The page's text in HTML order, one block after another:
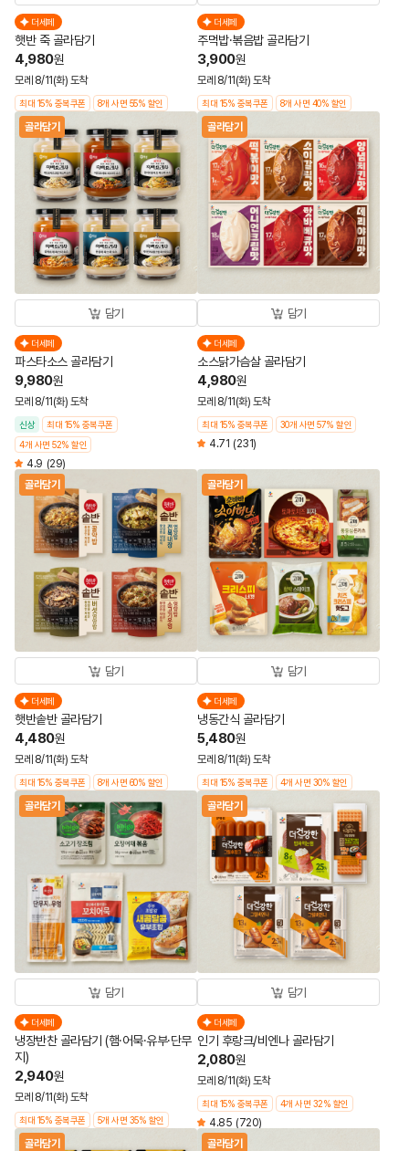
더세페
햇반 죽 골라담기
4,980원
모레 8/11(화) 도착
최대 15% 중복쿠폰 8개 사면 55% 할인
더세페
주먹밥·볶음밥 골라담기
3,900원
모레 8/11(화) 도착
최대 15% 중복쿠폰 8개 사면 40% 할인
골라담기
담기
더세페
파스타소스 골라담기
9,980원
모레 8/11(화) 도착
신상
최대 15% 중복쿠폰
4개 사면 52% 할인
4.9 (29)
골라담기
담기
더세페
소스닭가슴살 골라담기
4,980원
모레 8/11(화) 도착
최대 15% 중복쿠폰 30개 사면 57% 할인
4.71 (231)
골라담기
담기
더세페
햇반솥반 골라담기
4,480원
모레 8/11(화) 도착
최대 15% 중복쿠폰 8개 사면 60% 할인
골라담기
담기
더세페
냉동간식 골라담기
5,480원
모레 8/11(화) 도착
최대 15% 중복쿠폰 4개 사면 30% 할인
골라담기
담기
더세페
냉장반찬 골라담기 (햄·어묵·유부·단무
지)
2,940원
모레 8/11(화) 도착
최대 15% 중복쿠폰 5개 사면 35% 할인
골라담기
담기
더세페
인기 후랑크/비엔나 골라담기
2,080원
모레 8/11(화) 도착
최대 15% 중복쿠폰 4개 사면 32% 할인
4.85 (720)
골라담기
골라담기